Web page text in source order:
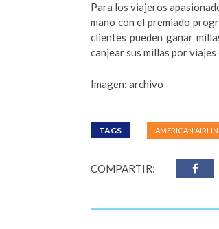
Para los viajeros
mano con el premiado
clientes pueden ganar
canjear sus millas por
Imagen: archivo
TAGS AMERICAN
COMPARTIR: